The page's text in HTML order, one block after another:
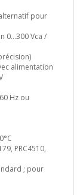
pour
0…300 Vca /
alimentation
Hz ou
PRC4510,
; pour